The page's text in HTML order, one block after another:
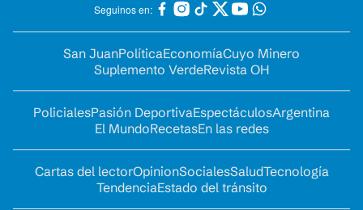
Seguinos en:
San JuanPolíticaEconomíaCuyo Minero
Suplemento VerdeRevista OH
PolicialesPasión DeportivaEspectáculosArgentina
El MundoRecetasEn las redes
Cartas del lectorOpinionSocialesSaludTecnología
TendenciaEstado del tránsito